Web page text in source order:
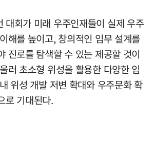
대회가 미래 우주인재들이 실제 우주
해를 높이고, 창의적인 임무 설계를
진로를 탐색할 수 있는 제공할 것이
러 초소형 위성을 활용한 다양한 임
위성 개발 저변 확대와 우주문화 확
로 기대된다.